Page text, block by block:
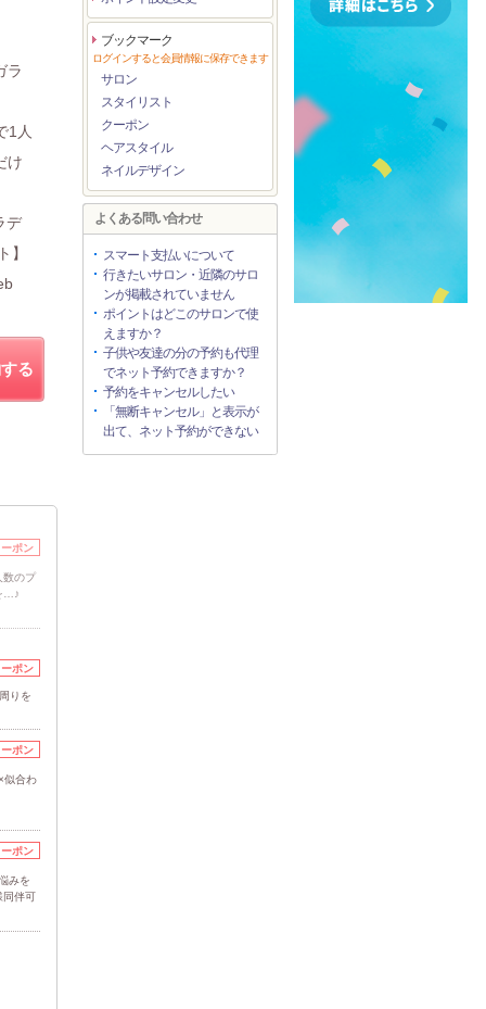
ラ
1人
け
デ
】
る
ポン
数のプ
…♪
ポン
りを
ポン
似合わ
ポン
みを
同伴可
ブックマーク
ログインすると会員情報に保存できます
サロン
スタイリスト
クーポン
ヘアスタイル
ネイルデザイン
よくある問い合わせ
スマート支払いについて
行きたいサロン・近隣のサロ
ンが掲載されていません
ポイントはどこのサロンで使
えますか？
子供や友達の分の予約も代理
でネット予約できますか？
予約をキャンセルしたい
「無断キャンセル」と表示が
出て、ネット予約ができない